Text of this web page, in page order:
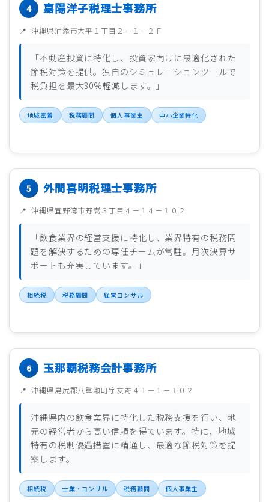
嘉陽洋子税理士事務所
沖縄県浦添市大平１丁目２－１－２Ｆ
「不動産投資に特化し、投資家向けに最適化された
節税対策を提供。独自のシミュレーションツールで
税負担を最大30%軽減します。」
地域密着 税務顧問 個人事業主 中小企業特化
外間喜明税理士事務所
沖縄県宜野湾市野嵩３丁目４－１４－１０２
「飲食業界の経営支援に特化し、業界特有の税務問
題を解決するための専任チームが常駐。月次決算サ
ポートも充実しています。」
相続税 税務顧問 経営コンサル
玉那覇税務会計事務所
沖縄県島尻郡八重瀬町字友寄４１－１－１０２
沖縄県内の飲食業界に特化した税務支援を行い、地
元の経営者から高い信頼を得ています。特に、地域
特有の税制優遇措置に精通し、最適な節税対策を提
案します。
相続税 士業・コンサル 税務顧問 個人事業主